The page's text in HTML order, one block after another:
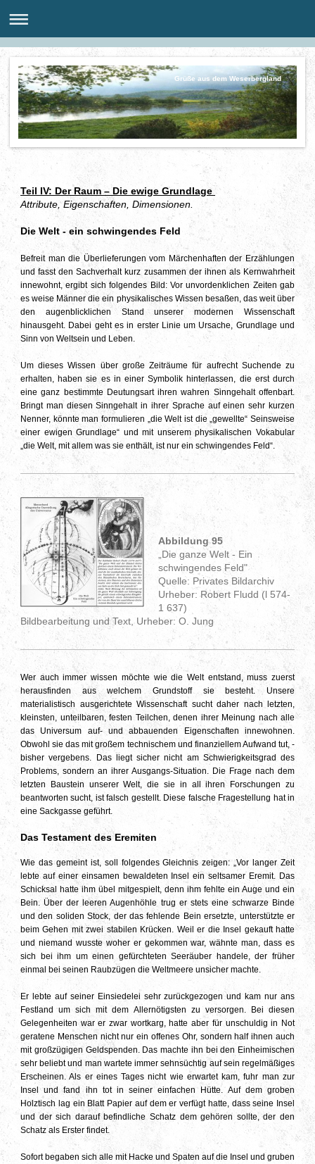
Grüße aus dem Weserbergland
Teil IV: Der Raum – Die ewige Grundlage
Attribute, Eigenschaften, Dimensionen.
Die Welt - ein schwingendes Feld
Befreit man die Überlieferungen vom Märchenhaften der Erzählungen
und fasst den Sachverhalt kurz zusammen der ihnen als Kernwahrheit
innewohnt, ergibt sich folgendes Bild: Vor unvordenklichen Zeiten gab
es weise Männer die ein physikalisches Wissen besaßen, das weit über
den augenblicklichen Stand unserer modernen Wissenschaft
hinausgeht. Dabei geht es in erster Linie um Ursache, Grundlage und
Sinn von Weltsein und Leben.
Um dieses Wissen über große Zeiträume für aufrecht Suchende zu
erhalten, haben sie es in einer Symbolik hinterlassen, die erst durch
eine ganz bestimmte Deutungsart ihren wahren Sinngehalt offenbart.
Bringt man diesen Sinngehalt in ihrer Sprache auf einen sehr kurzen
Nenner, könnte man formulieren „die Welt ist die „gewellte“ Seinsweise
einer ewigen Grundlage“ und mit unserem physikalischen Vokabular
„die Welt, mit allem was sie enthält, ist nur ein schwingendes Feld“.
Abbildung 95
„Die ganze Welt - Ein
schwingendes Feld"
Quelle: Privates Bildarchiv
Urheber: Robert Fludd (l 574-
1 637)
Bildbearbeitung und Text, Urheber: O. Jung
Wer auch immer wissen möchte wie die Welt entstand, muss zuerst
herausfinden aus welchem Grundstoff sie besteht. Unsere
materialistisch ausgerichtete Wissenschaft sucht daher nach letzten,
kleinsten, unteilbaren, festen Teilchen, denen ihrer Meinung nach alle
das Universum auf- und abbauenden Eigenschaften innewohnen.
Obwohl sie das mit großem technischem und finanziellem Aufwand tut, -
bisher vergebens. Das liegt sicher nicht am Schwierigkeitsgrad des
Problems, sondern an ihrer Ausgangs-Situation. Die Frage nach dem
letzten Baustein unserer Welt, die sie in all ihren Forschungen zu
beantworten sucht, ist falsch gestellt. Diese falsche Fragestellung hat in
eine Sackgasse geführt.
Das Testament des Eremiten
Wie das gemeint ist, soll folgendes Gleichnis zeigen: „Vor langer Zeit
lebte auf einer einsamen bewaldeten Insel ein seltsamer Eremit. Das
Schicksal hatte ihm übel mitgespielt, denn ihm fehlte ein Auge und ein
Bein. Über der leeren Augenhöhle trug er stets eine schwarze Binde
und den soliden Stock, der das fehlende Bein ersetzte, unterstützte er
beim Gehen mit zwei stabilen Krücken. Weil er die Insel gekauft hatte
und niemand wusste woher er gekommen war, wähnte man, dass es
sich bei ihm um einen gefürchteten Seeräuber handele, der früher
einmal bei seinen Raubzügen die Weltmeere unsicher machte.
Er lebte auf seiner Einsiedelei sehr zurückgezogen und kam nur ans
Festland um sich mit dem Allernötigsten zu versorgen. Bei diesen
Gelegenheiten war er zwar wortkarg, hatte aber für unschuldig in Not
geratene Menschen nicht nur ein offenes Ohr, sondern half ihnen auch
mit großzügigen Geldspenden. Das machte ihn bei den Einheimischen
sehr beliebt und man wartete immer sehnsüchtig auf sein regelmäßiges
Erscheinen. Als er eines Tages nicht wie erwartet kam, fuhr man zur
Insel und fand ihn tot in seiner einfachen Hütte. Auf dem groben
Holztisch lag ein Blatt Papier auf dem er verfügt hatte, dass seine Insel
und der sich darauf befindliche Schatz dem gehören sollte, der den
Schatz als Erster findet.
Sofort begaben sich alle mit Hacke und Spaten auf die Insel und gruben